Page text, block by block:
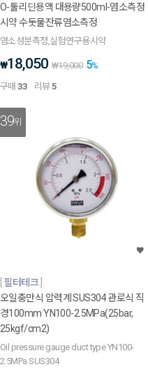
O-툴리딘용액 대용량500ml-염소측정
시약 수돗물잔류염소측정
염소성분측정,실험연구용시약
₩18,050 ₩19,000 5%
구매33 리뷰5
39위
필터테크
오일충만식 압력계 SUS304 관로식 직
경100mm YN100-2.5MPa(25bar,
25kgf/cm2)
Oil pressure gauge duct type YN100-
2.5MPa SUS304